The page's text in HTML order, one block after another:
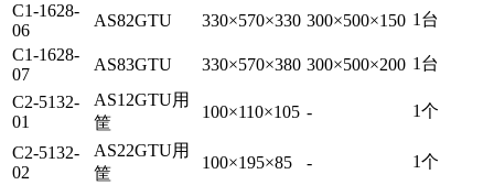
C1-1628-
06
AS82GTU 330×570×330 300×500×150 1台
C1-1628-
07
AS83GTU 330×570×380 300×500×200 1台
C2-5132-
01
AS12GTU用
筐
100×110×105 - 1个
C2-5132-
02
AS22GTU用
筐
100×195×85 - 1个